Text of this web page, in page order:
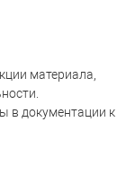
материала,
в документации к